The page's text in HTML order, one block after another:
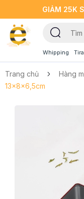
GIẢM 25K
Whipping
Trang chủ Hàng
13x8x6,5cm